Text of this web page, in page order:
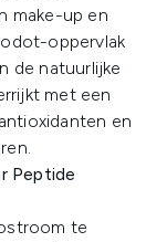
make-up en
oppervlak
de natuurlijke
met een
en
Peptide
te